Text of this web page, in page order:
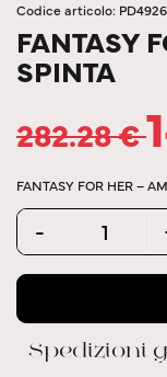
Codice articolo:
FANTASY
SPINTA
282.28€
FANTASY FOR HER –
Quantity
-
Spedizioni